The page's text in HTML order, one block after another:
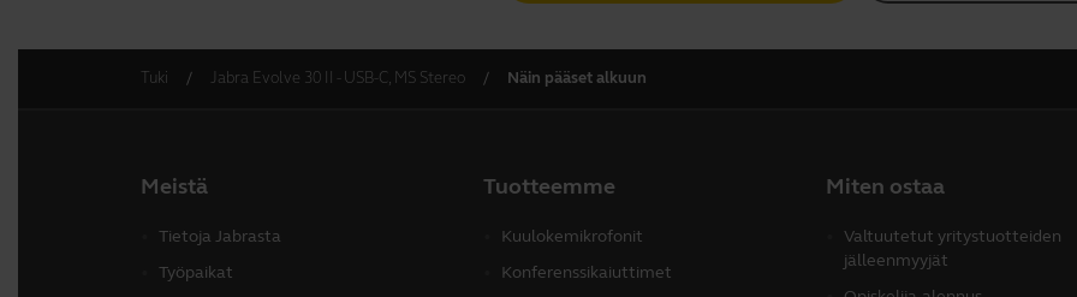
Tuki Jabra Evolve 30 II - USB-C, MS Stereo Näin pääset alkuun
Meistä
Tietoja Jabrasta
Työpaikat
Tuotteemme
Kuulokemikrofonit
Konferenssikaiuttimet
Miten ostaa
Valtuutetut yritystuotteiden
jälleenmyyjät